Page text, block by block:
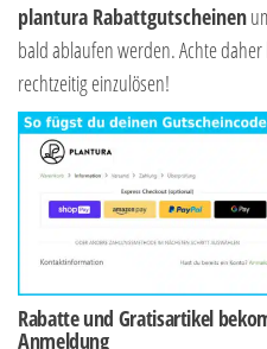
plantura Rabattgutscheinen
bald ablaufen werden. Achte
rechtzeitig einzulösen!
Rabatte und Gratisartikel
Anmeldung